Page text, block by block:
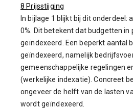
8 Prijsstijging
In bijlage 1 blijkt bij dit onderdeel:
0%. Dit betekent dat budgetten in
geïndexeerd. Een beperkt aantal
geïndexeerd, namelijk
gemeenschappelijke regelingen
(werkelijke indexatie). Concreet
ongeveer de helft van de lasten
wordt geïndexeerd.